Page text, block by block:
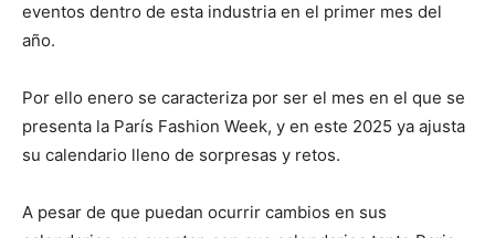
eventos dentro de esta industria en el primer mes del
año.
Por ello enero se caracteriza por ser el mes en el que se
presenta la París Fashion Week, y en este 2025 ya ajusta
su calendario lleno de sorpresas y retos.
A pesar de que puedan ocurrir cambios en sus